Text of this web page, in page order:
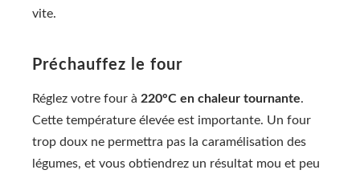
vite.
Préchauffez le four
Réglez votre four à 220°C en chaleur tournante.
Cette température élevée est importante. Un four
trop doux ne permettra pas la caramélisation des
légumes, et vous obtiendrez un résultat mou et peu